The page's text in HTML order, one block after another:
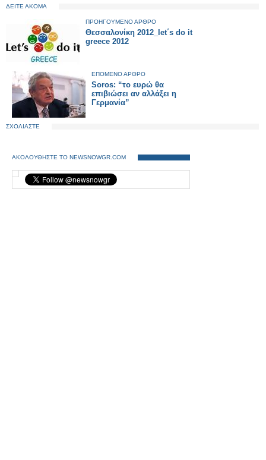
ΔΕΙΤΕ ΑΚΟΜΑ
ΠΡΟΗΓΟΥΜΕΝΟ ΑΡΘΡΟ
Θεσσαλονίκη 2012_let΄s do it
greece 2012
ΕΠΟΜΕΝΟ ΑΡΘΡΟ
Soros: “το ευρώ θα
επιβιώσει αν αλλάξει η
Γερμανία”
ΣΧΟΛΙΑΣΤΕ
ΑΚΟΛΟΥΘΗΣΤΕ ΤΟ NEWSNOWGR.COM